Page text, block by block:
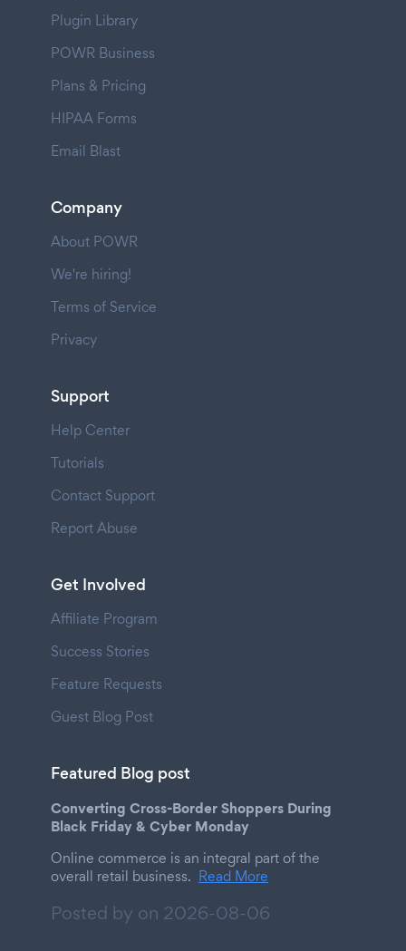
Plugin Library
POWR Business
Plans & Pricing
HIPAA Forms
Email Blast
Company
About POWR
We're hiring!
Terms of Service
Privacy
Support
Help Center
Tutorials
Contact Support
Report Abuse
Get Involved
Affiliate Program
Success Stories
Feature Requests
Guest Blog Post
Featured Blog post
Converting Cross-Border Shoppers During
Black Friday & Cyber Monday
Online commerce is an integral part of the
overall retail business. Read More
Posted by on 2026-08-06